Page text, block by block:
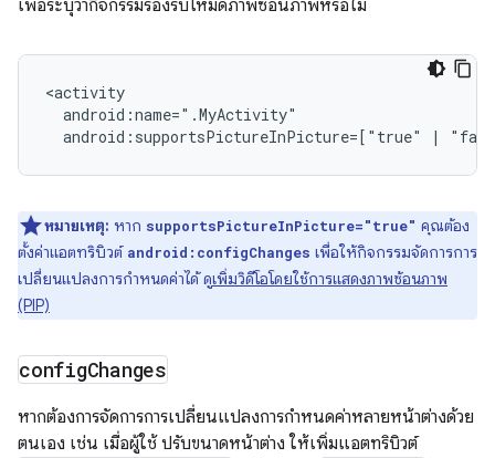
เพื่อระบุว่ากิจกรรมรองรับโหมดภาพซ้อนภาพหรือไม่
android:supportsPictureInPicture=["true"
|
หมายเหตุ: หาก supportsPictureInPicture="true" คุณต้อง
ตั้งค่าแอตทริบิวต์ android:configChanges เพื่อให้กิจกรรมจัดการการ
เปลี่ยนแปลงการกำหนดค่าได้ ดูเพิ่มวิดีโอโดยใช้การแสดงภาพซ้อนภาพ
(PIP)
configChanges
หากต้องการจัดการการเปลี่ยนแปลงการกำหนดค่าหลายหน้าต่างด้วย
ตนเอง เช่น เมื่อผู้ใช้ ปรับขนาดหน้าต่าง ให้เพิ่มแอตทริบิวต์